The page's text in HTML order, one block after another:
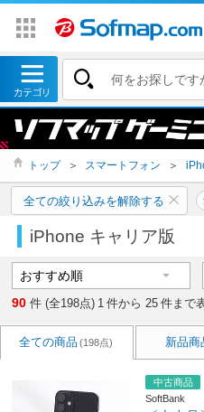
トップ ＞ スマートフォン ＞
全ての絞り込みを解除する
iPhone キャリア版
90 件 (全198点) 1 件から 25 件まで
全ての商品 (198点) 新品商
中古商品
SoftBank